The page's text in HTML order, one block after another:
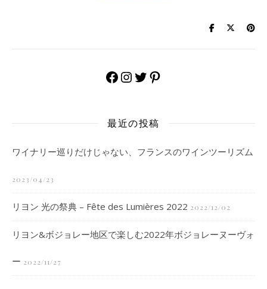
Facebook
Instagram
TwitterPinterest
最近の投稿
ワイナリー巡りだけじゃない、フランスのワインツーリズム
2023/04/23
リヨン 光の祭典 – Fête des Lumières 2022 2022/12/02
リヨン&ボジョレー地区で楽しむ2022年ボジョレーヌーヴォ
ー 2022/11/27